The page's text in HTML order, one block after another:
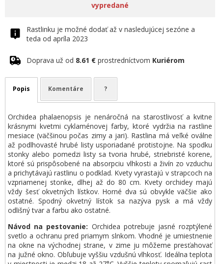
vypredané
Rastlinku je možné dodať až v nasledujúcej sezóne a
teda od apríla 2023
Doprava už od 8.61 € prostredníctvom Kuriérom
Popis Komentáre ?
Orchidea phalaenopsis je nenáročná na starostlivosť a kvitne
krásnymi kvetmi cyklaménovej farby, ktoré vydržia na rastline
mesiace (väčšinou počas zimy a jari). Rastlina má veľké oválne
až podlhovasté hrubé listy usporiadané protistojne. Na spodku
stonky alebo pomedzi listy sa tvoria hrubé, striebristé korene,
ktoré sú prispôsobené na absorpciu vlhkosti a živín zo vzduchu
a prichytávajú rastlinu o podklad. Kvety vyrastajú v strapcoch na
vzpriamenej stonke, dlhej až do 80 cm. Kvety orchidey majú
vždy šesť okvetných lístkov. Horné dva sú obvykle väčšie ako
ostatné. Spodný okvetný lístok sa nazýva pysk a má vždy
odlišný tvar a farbu ako ostatné.
Návod na pestovanie: Orchidea potrebuje jasné rozptýlené
svetlo a ochranu pred priamym slnkom. Vhodné je umiestnenie
na okne na východnej strane, v zime ju môžeme presťahovať
na južné okno. Obľubuje vyššiu vzdušnú vlhkosť. Ideálna teplota